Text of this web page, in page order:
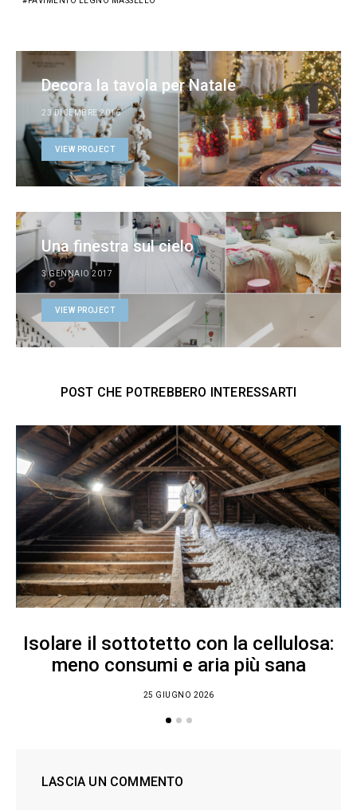
Decora la tavola per Natale
23 DICEMBRE 2016
VIEW PROJECT
Una finestra sul cielo
3 GENNAIO 2017
VIEW PROJECT
POST CHE POTREBBERO INTERESSARTI
Isolare il sottotetto con la cellulosa:
meno consumi e aria più sana
25 GIUGNO 2026
LASCIA UN COMMENTO